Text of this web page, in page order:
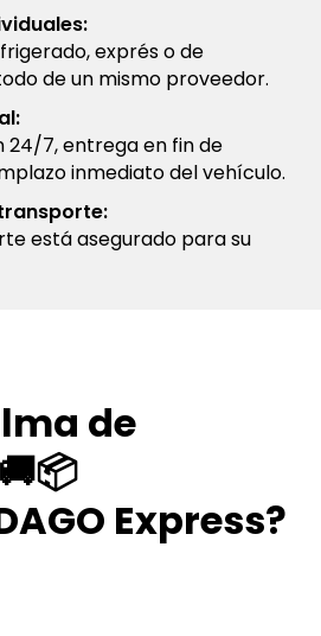
exprés o de
de un mismo proveedor.
24/7, entrega en fin de
inmediato del vehículo.
está asegurado para su
de
Express?